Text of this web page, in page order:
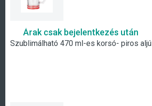
Árak csak bejelentkezés után
Szublimálható 470 ml-es korsó- piros aljú